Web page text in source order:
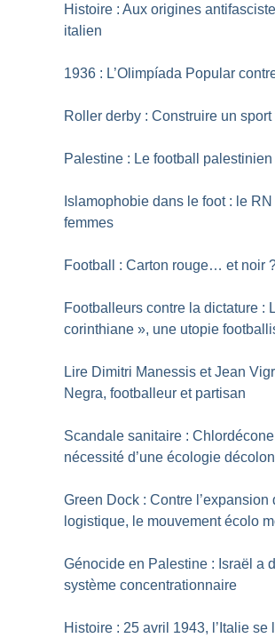
Histoire : Aux origines
italien
1936 : L’Olimpíada Popular
Roller derby : Construire un
Palestine : Le football
Islamophobie dans le foot : le
femmes
Football : Carton rouge… et noir
Footballeurs contre la dictature :
corinthiane », une utopie
Lire Dimitri Manessis et Jean
Negra, footballeur et partisan
Scandale sanitaire :
nécessité d’une écologie
Green Dock : Contre l’expansion
logistique, le mouvement écolo
Génocide en Palestine : Israël a
système concentrationnaire
Histoire : 25 avril 1943, l’Italie